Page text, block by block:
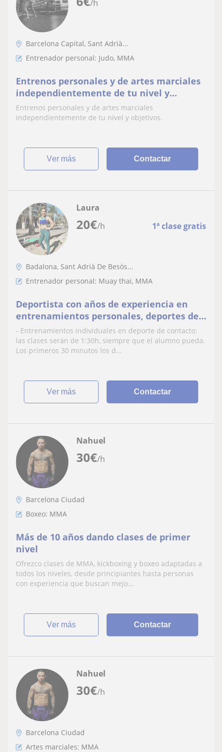
/h
Barcelona Capital, Sant Adrià...
Entrenador personal: Judo, MMA
Entrenos personales y de artes marciales
independientemente de tu nivel y
objetivos
Entrenos personales y de artes marciales
independientemente de tu nivel y objetivos.
ver más Contactar
20€/h 1ª clase gratis
Laura
Badalona, Sant Adrià De Besòs...
Entrenador personal: Muay thai, MMA
Deportista con años de experiencia en
entrenamientos personales, deportes de
contacto, entrenamiento aeróbico y todo
lo que necesites. Atendemos clases con
los más pequeños de la casa
- Entrenamientos individuales en deporte de contacto:
las clases serán de 1:30h, siempre que el alumno pueda.
Los primeros 30 minutos los d...
ver más Contactar
30€/h
Nahuel
Barcelona Ciudad
Boxeo: MMA
Más de 10 años dando clases de primer
nivel
Ofrezco clases de MMA, kickboxing y boxeo adaptadas a
todos los niveles, desde principiantes hasta personas
con experiencia que buscan mejo...
ver más Contactar
30€/h
Nahuel
Barcelona Ciudad
Artes marciales: MMA